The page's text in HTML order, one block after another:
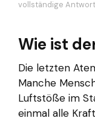
vollständige
Wie ist
Die letzten
Manche
Luftstöße im
einmal alle